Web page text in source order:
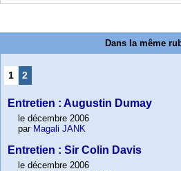
Dans la même
1 2
Entretien : Augustin Dumay
le décembre 2006
par Magali JANK
Entretien : Sir Colin Davis
le décembre 2006